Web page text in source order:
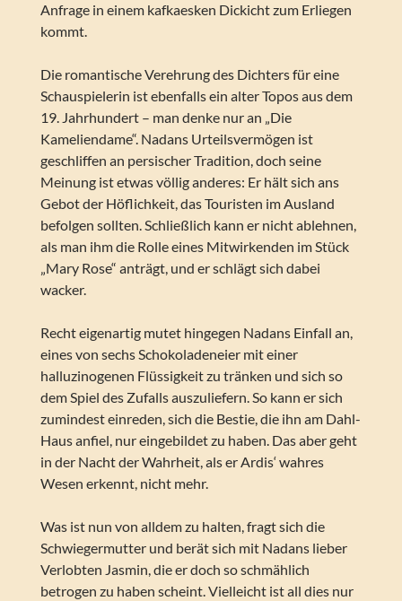
Anfrage in einem kafkaesken Dickicht zum Erliegen
kommt.
Die romantische Verehrung des Dichters für eine
Schauspielerin ist ebenfalls ein alter Topos aus dem
19. Jahrhundert – man denke nur an „Die
Kameliendame“. Nadans Urteilsvermögen ist
geschliffen an persischer Tradition, doch seine
Meinung ist etwas völlig anderes: Er hält sich ans
Gebot der Höflichkeit, das Touristen im Ausland
befolgen sollten. Schließlich kann er nicht ablehnen,
als man ihm die Rolle eines Mitwirkenden im Stück
„Mary Rose“ anträgt, und er schlägt sich dabei
wacker.
Recht eigenartig mutet hingegen Nadans Einfall an,
eines von sechs Schokoladeneier mit einer
halluzinogenen Flüssigkeit zu tränken und sich so
dem Spiel des Zufalls auszuliefern. So kann er sich
zumindest einreden, sich die Bestie, die ihn am Dahl-
Haus anfiel, nur eingebildet zu haben. Das aber geht
in der Nacht der Wahrheit, als er Ardis‘ wahres
Wesen erkennt, nicht mehr.
Was ist nun von alldem zu halten, fragt sich die
Schwiegermutter und berät sich mit Nadans lieber
Verlobten Jasmin, die er doch so schmählich
betrogen zu haben scheint. Vielleicht ist all dies nur